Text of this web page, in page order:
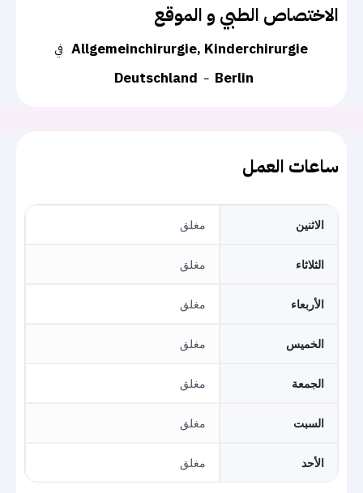
الاختصاص الطبي و الموقع
في Allgemeinchirurgie, Kinderchirurgie
Deutschland
Berlin
ساعات العمل
الاثنين مغلق
الثلاثاء مغلق
الأربعاء مغلق
الخميس مغلق
الجمعة مغلق
السبت مغلق
الأحد مغلق